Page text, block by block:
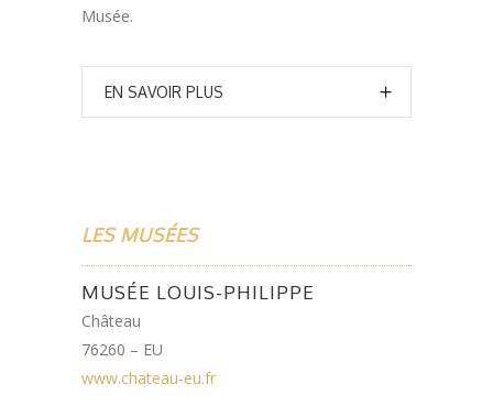
Musée.
EN SAVOIR PLUS
LES MUSÉES
MUSÉE LOUIS-PHILIPPE
Château
76260 – EU
www.chateau-eu.fr